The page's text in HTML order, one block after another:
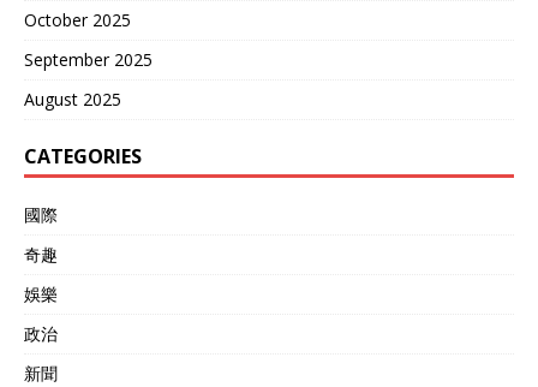
October 2025
September 2025
August 2025
CATEGORIES
國際
奇趣
娛樂
政治
新聞